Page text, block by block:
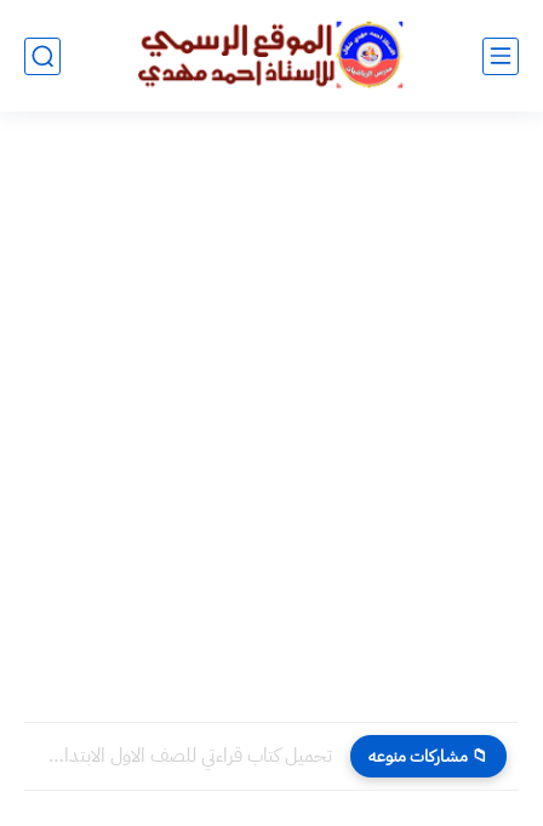
📁 مشاركات منوعه تحميل كتاب قراءتي للصف الاول الابتدائي 2022 - 2023 pdf...